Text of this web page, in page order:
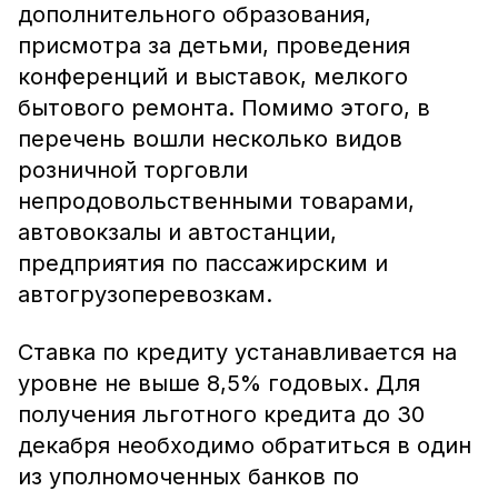
дополнительного образования,
присмотра за детьми, проведения
конференций и выставок, мелкого
бытового ремонта. Помимо этого, в
перечень вошли несколько видов
розничной торговли
непродовольственными товарами,
автовокзалы и автостанции,
предприятия по пассажирским и
автогрузоперевозкам.
Ставка по кредиту устанавливается на
уровне не выше 8,5% годовых. Для
получения льготного кредита до 30
декабря необходимо обратиться в один
из уполномоченных банков по